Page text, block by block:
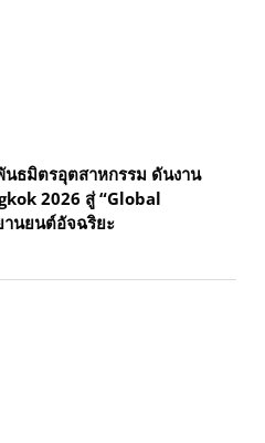
ธมิตรอุตสาหกรรม ดันงาน
2026 สู่ “Global
นยนต์อัจฉริยะ